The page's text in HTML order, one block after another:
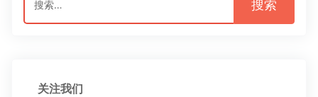
索：
关注我们